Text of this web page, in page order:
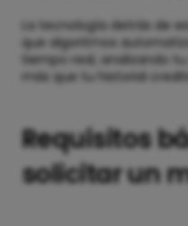
La tecnología detrás de
que algoritmos
tiempo real, analizando
más que tu historial
Requisitos
solicitar un